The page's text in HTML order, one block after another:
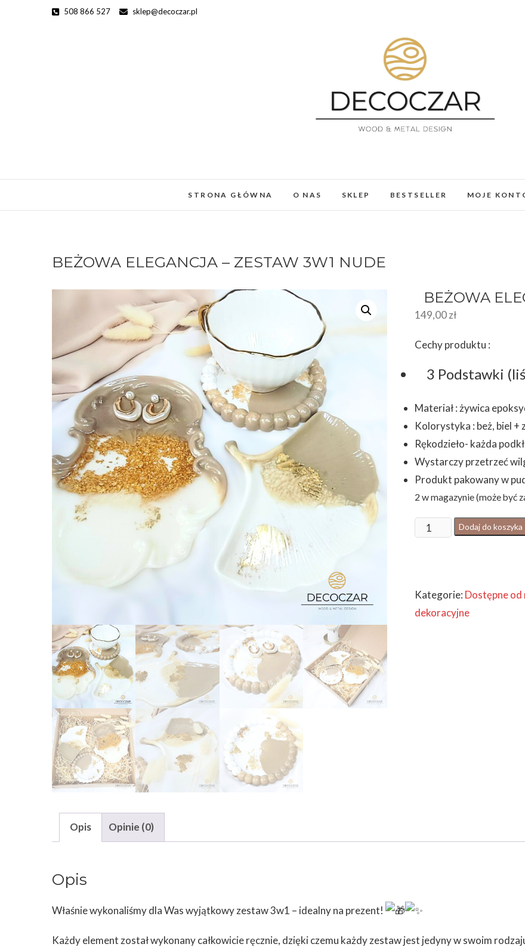
508 866 527 sklep@decoczar.pl
DECOCZAR
STRONA GŁÓWNA O NAS SKLEP BESTSELLER MOJE
BEŻOWA ELEGANCJA – ZESTAW 3W1 NUDE
BEŻOWA
149,00zł
Cechy produktu :
3 Podstawki
Materiał : żywica
Kolorystyka : beż, biel +
Rękodzieło- każda
Wystarczy przetrzeć
Produkt pakowany w
2 w magazynie (może być
ilość
ZESTAW
3W1
Dodaj do koszyka
Kategorie: Dostępne od
dekoracyjne
Opis Opinie (0)
Opis
Właśnie wykonaliśmy dla Was wyjątkowy zestaw 3w1 – idealny na prezent!
Każdy element został wykonany całkowicie ręcznie, dzięki czemu każdy zestaw jest jedyny w swoim